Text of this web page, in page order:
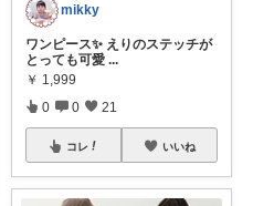
mikky
ワンピース✨ えりのステッチが
とっても可愛 ...
￥ 1,999
0 0 21
コレ いいね